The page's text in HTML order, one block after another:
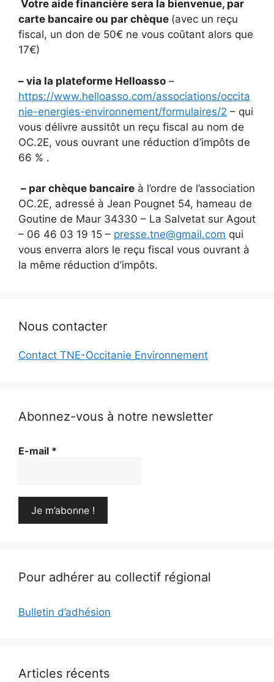
Votre aide financière sera la bienvenue, par
carte bancaire ou par chèque (avec un reçu
fiscal, un don de 50€ ne vous coûtant alors que
17€)
– via la plateforme Helloasso –
https://www.helloasso.com/associations/occita
nie-energies-environnement/formulaires/2 – qui
vous délivre aussitôt un reçu fiscal au nom de
OC.2E, vous ouvrant une réduction d’impôts de
66 % .
– par chèque bancaire à l’ordre de l’association
OC.2E, adressé à Jean Pougnet 54, hameau de
Goutine de Maur 34330 – La Salvetat sur Agout
– 06 46 03 19 15 – presse.tne@gmail.com qui
vous enverra alors le reçu fiscal vous ouvrant à
la même réduction d’impôts.
Nous contacter
Contact TNE-Occitanie Environnement
Abonnez-vous à notre newsletter
E-mail *
Pour adhérer au collectif régional
Bulletin d’adhésion
Articles récents